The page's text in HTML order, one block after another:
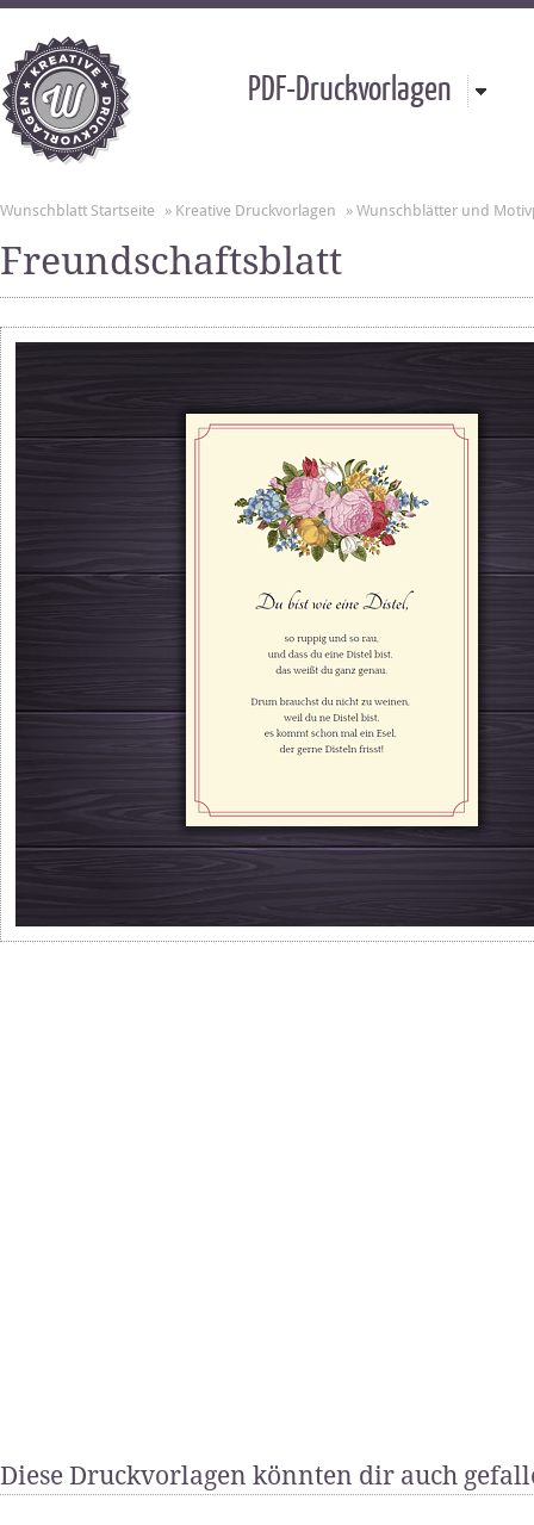
PDF-Druckvorlagen
Wunschblatt Startseite » Kreative Druckvorlagen » Wunschblätter und
Freundschaftsblatt
Diese Druckvorlagen könnten dir auch